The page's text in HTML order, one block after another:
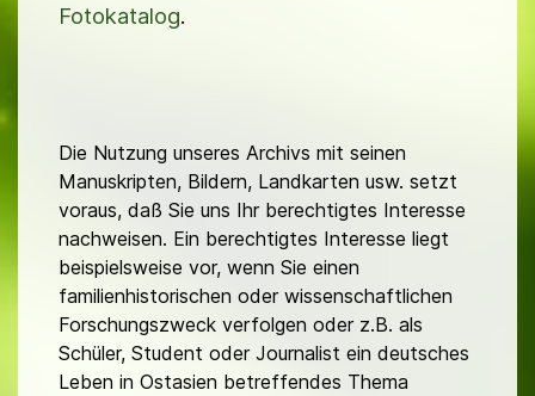
Fotokatalog.
Die Nutzung unseres Archivs mit seinen
Manuskripten, Bildern, Landkarten usw. setzt
voraus, daß Sie uns Ihr berechtigtes Interesse
nachweisen. Ein berechtigtes Interesse liegt
beispielsweise vor, wenn Sie einen
familienhistorischen oder wissenschaftlichen
Forschungszweck verfolgen oder z.B. als
Schüler, Student oder Journalist ein deutsches
Leben in Ostasien betreffendes Thema